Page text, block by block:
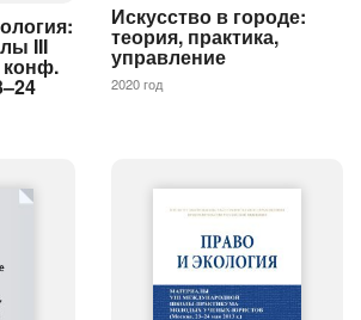
III
конф.
Искусство в городе:
теория, практика,
управление
2020 год